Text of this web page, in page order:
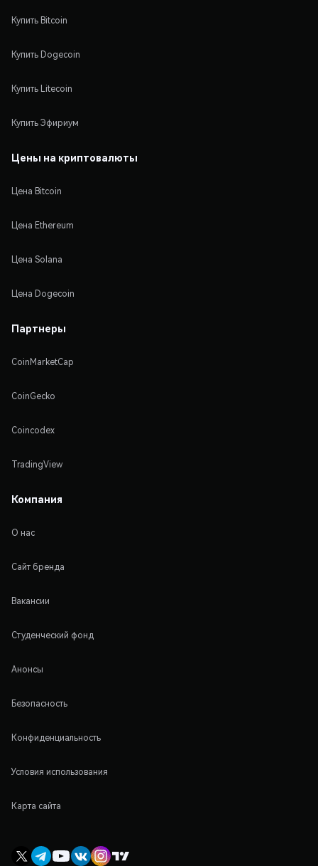
Купить Bitcoin
Купить Dogecoin
Купить Litecoin
Купить Эфириум
Цены на криптовалюты
Цена Bitcoin
Цена Ethereum
Цена Solana
Цена Dogecoin
Партнеры
CoinMarketCap
CoinGecko
Coincodex
TradingView
Компания
О нас
Сайт бренда
Вакансии
Студенческий фонд
Анонсы
Безопасность
Конфиденциальность
Условия использования
Карта сайта